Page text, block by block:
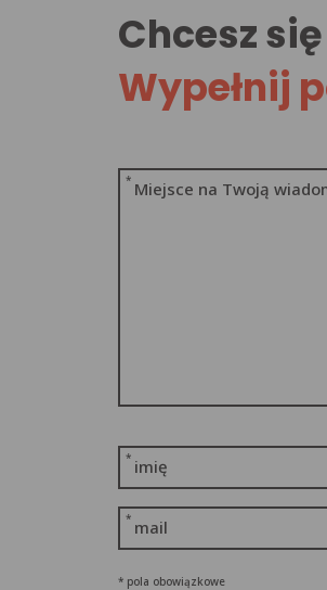
Chcesz
Wypełnij
imię
*
mail
*
Miejsce na Twoją
*
* pola obowiązkowe